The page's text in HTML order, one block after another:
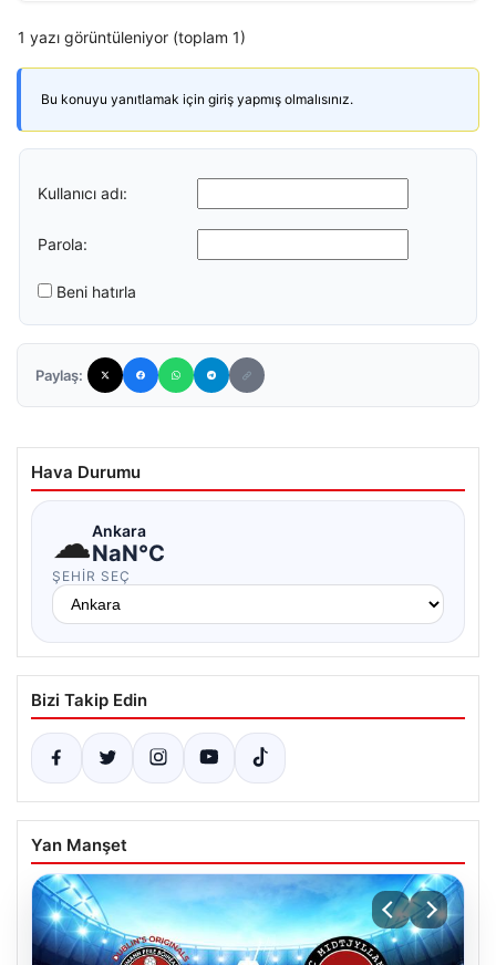
1 yazı görüntüleniyor (toplam 1)
Bu konuyu yanıtlamak için giriş yapmış olmalısınız.
Kullanıcı adı:
Parola:
Beni hatırla
Paylaş:
Hava Durumu
☁Ankara
NaN°C
ŞEHIR SEÇ
Bizi Takip Edin
Yan Manşet